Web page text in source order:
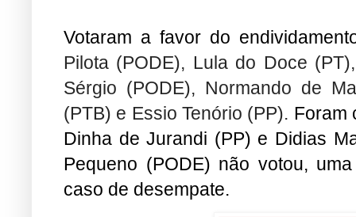
Votaram a favor do
Pilota (PODE), Lula do Doce
Sérgio (PODE), Normando de
(PTB) e Essio Tenório (PP). Foram
Dinha de Jurandi (PP) e Didias
Pequeno (PODE) não votou,
caso de desempate.